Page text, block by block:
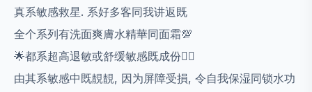
真系敏感救星. 系好多客同我讲返既
全个系列有洗面爽膚水精華同面霜💯
🌟都系超高退敏或舒缓敏感既成份👍🏻
由其系敏感中既靚靚, 因为屏障受損, 令自我保湿同锁水功